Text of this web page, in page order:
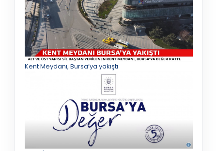
Kent Meydanı, Bursa’ya yakıştı